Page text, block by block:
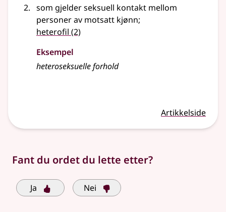
som gjelder seksuell kontakt mellom
personer av motsatt kjønn;
heterofil (2)
Eksempel
heteroseksuelle forhold
Artikkelside
Fant du ordet du lette etter?
Ja Nei